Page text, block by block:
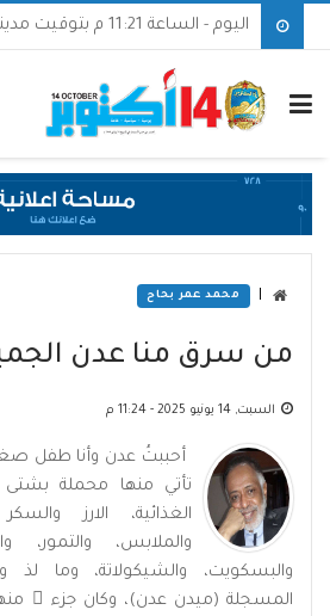
اليوم - الساعة 11:21 م بتوقيت مدينة عدن
محمد عمر بحاح
من سرق منا عدن
السبت, 14 يونيو 2025 - 11:24 م
أحببتُ عدن وأنا طفل
تأتي منها محملة بشتى
الغذائية، الارز
والملابس، والتمور،
والبسكويت، والشيكولاتة، وما لذ
المسجلة (ميدن عدن)، وكان جزء